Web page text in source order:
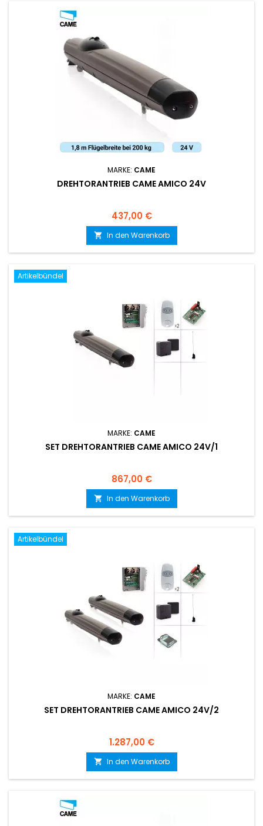
MARKE: CAME
DREHTORANTRIEB CAME AMICO 24V
Preis
437,00 €
 In den Warenkorb
Artikelbündel
MARKE: CAME
SET DREHTORANTRIEB CAME AMICO 24V/1
Preis
867,00 €
 In den Warenkorb
Artikelbündel
MARKE: CAME
SET DREHTORANTRIEB CAME AMICO 24V/2
Preis
1.287,00 €
 In den Warenkorb